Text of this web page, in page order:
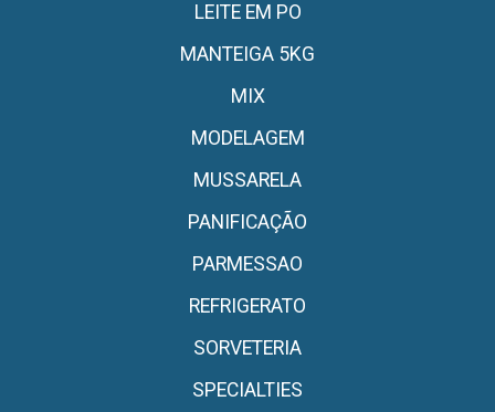
LEITE EM PO
MANTEIGA 5KG
MIX
MODELAGEM
MUSSARELA
PANIFICAÇÃO
PARMESSAO
REFRIGERATO
SORVETERIA
SPECIALTIES